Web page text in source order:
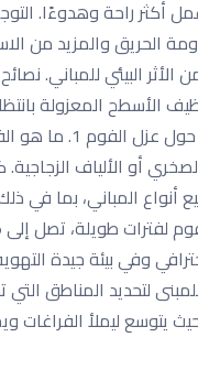
البيئي للمباني.
المعزولة
التعامل مع الرطوبة: إذا كانت هناك أي
أو الألياف
أنواع المباني، بما في
بشكل احترافي وفي بيئة